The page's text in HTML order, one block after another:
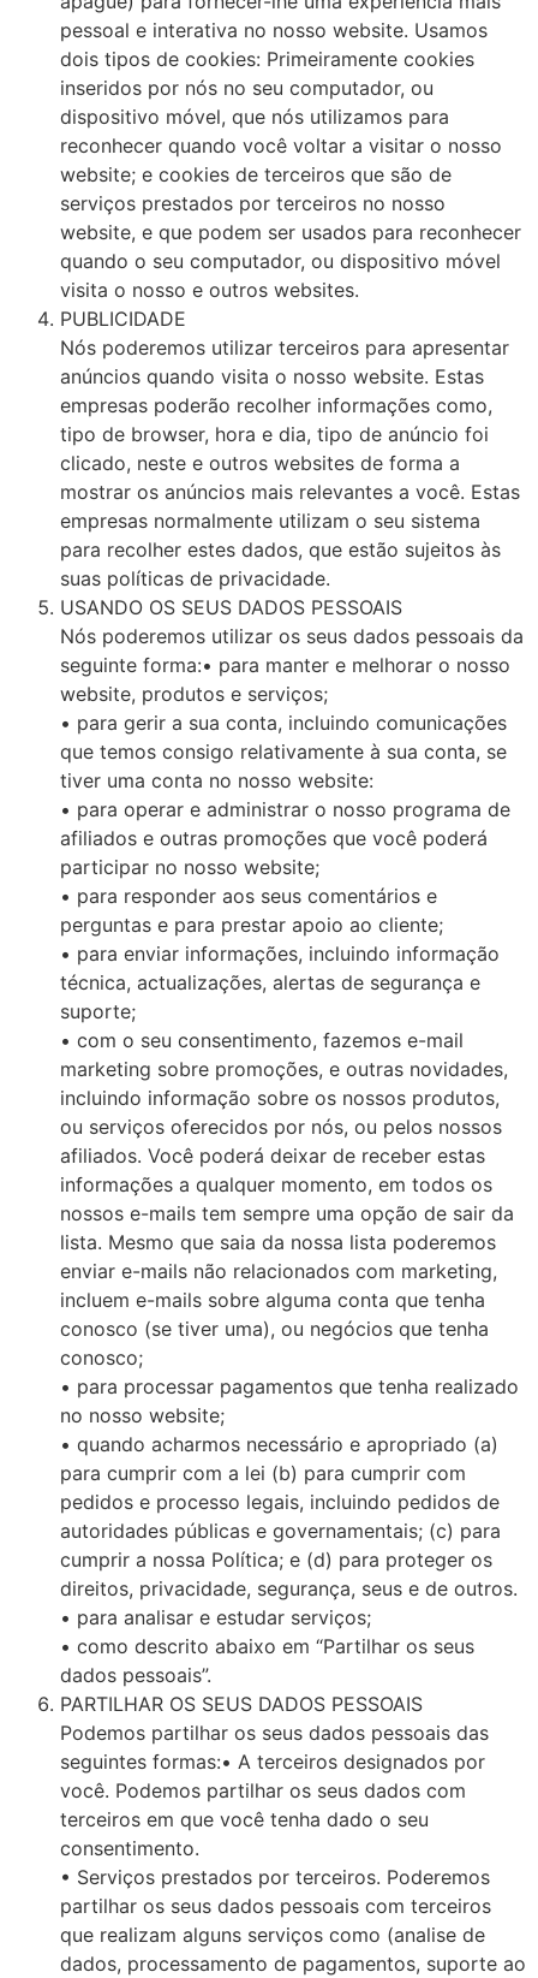
pessoal e interativa no nosso website. Usamos
dois tipos de cookies: Primeiramente cookies
inseridos por nós no seu computador, ou
dispositivo móvel, que nós utilizamos para
reconhecer quando você voltar a visitar o nosso
website; e cookies de terceiros que são de
serviços prestados por terceiros no nosso
website, e que podem ser usados para reconhecer
quando o seu computador, ou dispositivo móvel
visita o nosso e outros websites.
PUBLICIDADE
Nós poderemos utilizar terceiros para apresentar
anúncios quando visita o nosso website. Estas
empresas poderão recolher informações como,
tipo de browser, hora e dia, tipo de anúncio foi
clicado, neste e outros websites de forma a
mostrar os anúncios mais relevantes a você. Estas
empresas normalmente utilizam o seu sistema
para recolher estes dados, que estão sujeitos às
suas políticas de privacidade.
USANDO OS SEUS DADOS PESSOAIS
Nós poderemos utilizar os seus dados pessoais da
seguinte forma:• para manter e melhorar o nosso
website, produtos e serviços;
• para gerir a sua conta, incluindo comunicações
que temos consigo relativamente à sua conta, se
tiver uma conta no nosso website:
• para operar e administrar o nosso programa de
afiliados e outras promoções que você poderá
participar no nosso website;
• para responder aos seus comentários e
perguntas e para prestar apoio ao cliente;
• para enviar informações, incluindo informação
técnica, actualizações, alertas de segurança e
suporte;
• com o seu consentimento, fazemos e-mail
marketing sobre promoções, e outras novidades,
incluindo informação sobre os nossos produtos,
ou serviços oferecidos por nós, ou pelos nossos
afiliados. Você poderá deixar de receber estas
informações a qualquer momento, em todos os
nossos e-mails tem sempre uma opção de sair da
lista. Mesmo que saia da nossa lista poderemos
enviar e-mails não relacionados com marketing,
incluem e-mails sobre alguma conta que tenha
conosco (se tiver uma), ou negócios que tenha
conosco;
• para processar pagamentos que tenha realizado
no nosso website;
• quando acharmos necessário e apropriado (a)
para cumprir com a lei (b) para cumprir com
pedidos e processo legais, incluindo pedidos de
autoridades públicas e governamentais; (c) para
cumprir a nossa Política; e (d) para proteger os
direitos, privacidade, segurança, seus e de outros.
• para analisar e estudar serviços;
• como descrito abaixo em “Partilhar os seus
dados pessoais”.
PARTILHAR OS SEUS DADOS PESSOAIS
Podemos partilhar os seus dados pessoais das
seguintes formas:• A terceiros designados por
você. Podemos partilhar os seus dados com
terceiros em que você tenha dado o seu
consentimento.
• Serviços prestados por terceiros. Poderemos
partilhar os seus dados pessoais com terceiros
que realizam alguns serviços como (analise de
dados, processamento de pagamentos, suporte ao